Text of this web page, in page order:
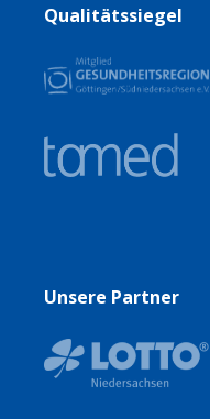
Qualitätssiegel
Unsere Partner